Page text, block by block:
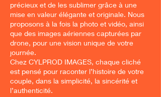
précieux et de les sublimer grâce à une
mise en valeur élégante et originale. Nous
proposons à la fois la photo et vidéo, ainsi
que des images aériennes capturées par
drone, pour une vision unique de votre
journée.
Chez CYLPROD IMAGES, chaque cliché
est pensé pour raconter l’histoire de votre
couple, dans la simplicité, la sincérité et
l’authenticité.